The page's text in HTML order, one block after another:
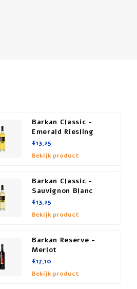
Barkan Classic -
Emerald Riesling
€13,25
Bekijk product
Barkan Classic -
Sauvignon Blanc
€13,25
Bekijk product
Barkan Reserve -
Merlot
€17,10
Bekijk product